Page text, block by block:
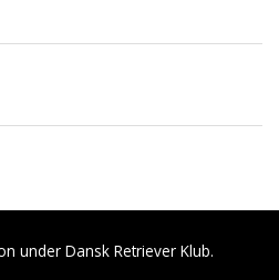
under Dansk Retriever Klub.